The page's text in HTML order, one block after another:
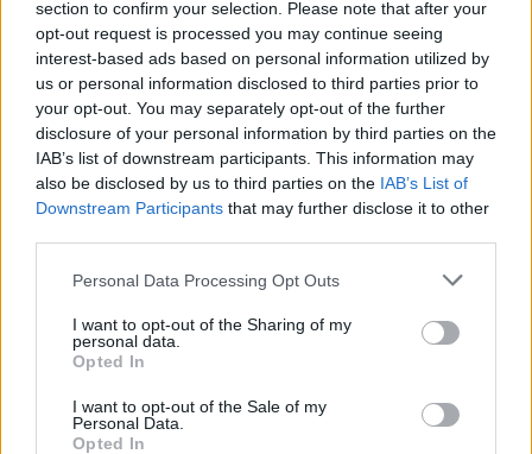
section to confirm your selection. Please note that after your
opt-out request is processed you may continue seeing
interest-based ads based on personal information utilized by
us or personal information disclosed to third parties prior to
your opt-out. You may separately opt-out of the further
disclosure of your personal information by third parties on the
IAB’s list of downstream participants. This information may
also be disclosed by us to third parties on the IAB’s List of
Downstream Participants that may further disclose it to other
Personal Data Processing Opt Outs
I want to opt-out of the Sharing of my
personal data.
Opted In
I want to opt-out of the Sale of my
Personal Data.
Opted In